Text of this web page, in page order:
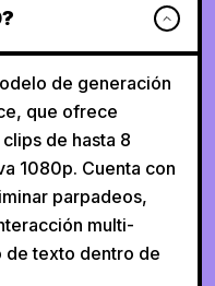
de generación
que ofrece
de hasta 8
1080p. Cuenta con
parpadeos,
multi-
de texto dentro de